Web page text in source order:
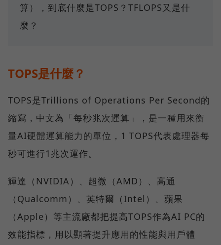
算），到底什麼是TOPS？TFLOPS又是什
麼？
TOPS是什麼？
TOPS是Trillions of Operations Per Second的
縮寫，中文為「每秒兆次運算」，是一種用來衡
量AI硬體運算能力的單位，1 TOPS代表處理器每
秒可進行1兆次運作。
輝達（NVIDIA）、超微（AMD）、高通
（Qualcomm）、英特爾（Intel）、蘋果
（Apple）等主流廠都把提高TOPS作為AI PC的
效能指標，用以顯著提升應用的性能與用戶體